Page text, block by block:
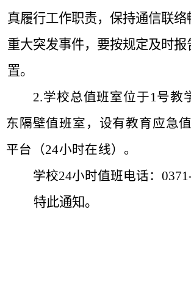
真履行工作职责，保持通信联络
重大突发事件，要按规定及时报
置。
2.学校总值班室位于1 号教
东隔壁值班室，设有教育应急
平台（24小时在线）。
学校24小时值班电话：
特此通知。